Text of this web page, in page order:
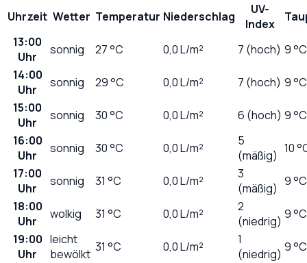
Uhrzeit Wetter Temperatur Niederschlag
UV-
Index
13:00
Uhr
sonnig 27°C 0,0L/m² 7 (hoch) 9 °C
14:00
Uhr
sonnig 29°C 0,0L/m² 7 (hoch) 9 °C
15:00
Uhr
sonnig 30°C 0,0L/m² 6 (hoch) 9 °C
16:00
Uhr
sonnig 30°C 0,0L/m²
5
(mäßig) 10
17:00
Uhr
sonnig 31 °C 0,0L/m²
3
(mäßig) 9 °C
18:00
Uhr
wolkig 31 °C 0,0L/m²
2
(niedrig) 9 °C
19:00
Uhr
leicht
bewölkt 31 °C 0,0L/m²
1
(niedrig) 9 °C